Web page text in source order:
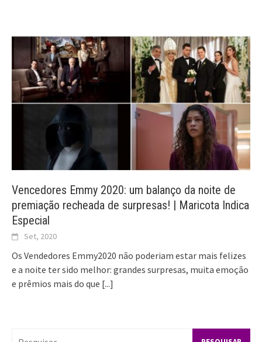
Vencedores Emmy 2020: um balanço da noite de
premiação recheada de surpresas! | Maricota Indica
Especial
Set, 2020
Os Vendedores Emmy2020 não poderiam estar mais felizes
e a noite ter sido melhor: grandes surpresas, muita emoção
e prêmios mais do que [...]